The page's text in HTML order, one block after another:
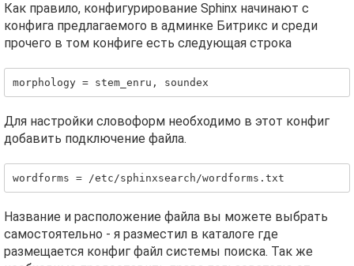
Как правило, конфигурирование Sphinx начинают c
конфига предлагаемого в админке Битрикс и среди
прочего в том конфиге есть следующая строка
morphology = stem_enru, soundex
Для настройки словоформ необходимо в этот конфиг
добавить подключение файла.
wordforms = /etc/sphinxsearch/wordforms.txt
Название и расположение файла вы можете выбрать
самостоятельно - я разместил в каталоге где
размещается конфиг файл системы поиска. Так же